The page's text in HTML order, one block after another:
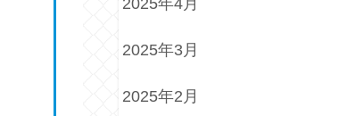
2025年4月
2025年3月
2025年2月